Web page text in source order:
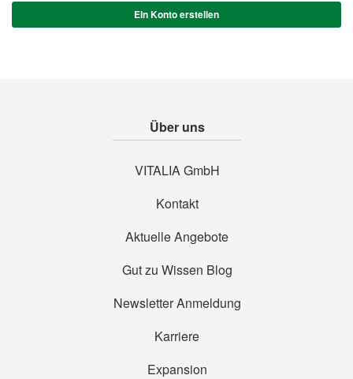
Ein Konto erstellen
Über uns
VITALIA GmbH
Kontakt
Aktuelle Angebote
Gut zu Wissen Blog
Newsletter Anmeldung
Karriere
Expansion